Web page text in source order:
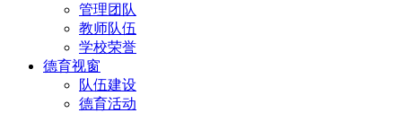
管理团队
教师队伍
学校荣誉
德育视窗
队伍建设
德育活动